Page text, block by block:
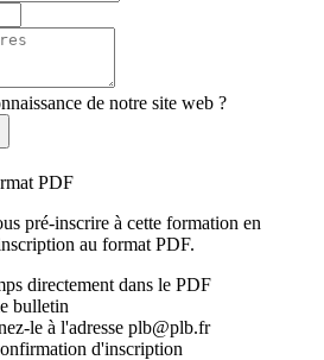
de notre site web ?
PDF
pré-inscrire à cette formation en
au format PDF.
directement dans le PDF
bulletin
le à l'adresse plb@plb.fr
d'inscription